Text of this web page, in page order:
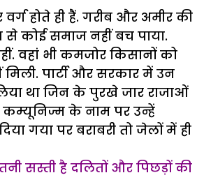
होते ही हैं. गरीब और अमीर की
से कोई समाज नहीं बच पाया.
वहां भी कमजोर किसानों को
मिली. पार्टी और सरकार में उन
था जिन के पुरखे जार राजाओं
कम्यूनिज्म के नाम पर उन्हें
गया पर बराबरी तो जेलों में ही
सस्ती है दलितों और पिछड़ों की